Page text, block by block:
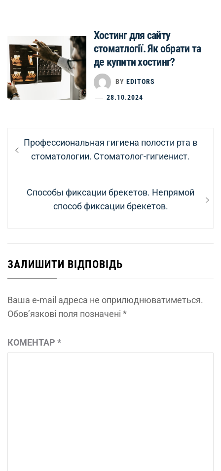
Хостинг для сайту
стоматлогії. Як обрати та
де купити хостинг?
BY EDITORS
28.10.2024
Навігація
записів
Previous
post:
Профессиональная гигиена полости рта в
стоматологии. Стоматолог-гигиенист.
Next
Способы фиксации брекетов. Непрямой
способ фиксации брекетов.
ЗАЛИШИТИ ВІДПОВІДЬ
Ваша e-mail адреса не оприлюднюватиметься.
Обов’язкові поля позначені *
КОМЕНТАР *